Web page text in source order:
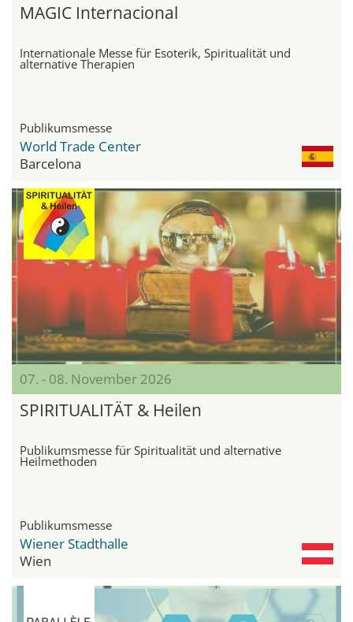
MAGIC Internacional
Internationale Messe für Esoterik, Spiritualität und
alternative Therapien
Publikumsmesse
World Trade Center
Barcelona
07. - 08. November 2026
SPIRITUALITÄT & Heilen
Publikumsmesse für Spiritualität und alternative
Heilmethoden
Publikumsmesse
Wiener Stadthalle
Wien